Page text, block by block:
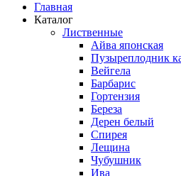
Главная
Каталог
Лиственные
Айва японская
Пузыреплодник
Вейгела
Барбарис
Гортензия
Береза
Дерен белый
Спирея
Лещина
Чубушник
Ива